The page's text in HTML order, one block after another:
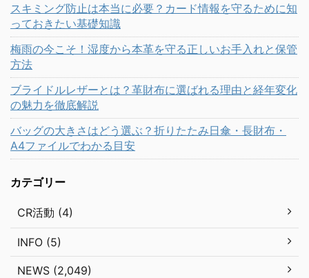
スキミング防止は本当に必要？カード情報を守るために知
っておきたい基礎知識
梅雨の今こそ！湿度から本革を守る正しいお手入れと保管
方法
ブライドルレザーとは？革財布に選ばれる理由と経年変化
の魅力を徹底解説
バッグの大きさはどう選ぶ？折りたたみ日傘・長財布・
A4ファイルでわかる目安
カテゴリー
CR活動 (4)
INFO (5)
NEWS (2,049)